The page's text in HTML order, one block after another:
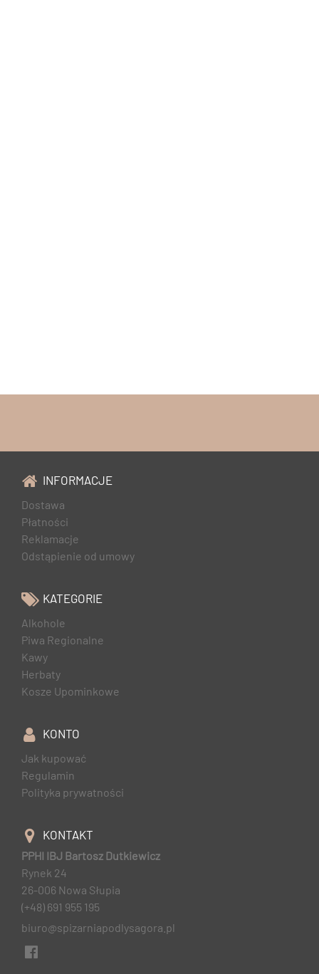
INFORMACJE
Dostawa
Płatności
Reklamacje
Odstąpienie od umowy
KATEGORIE
Alkohole
Piwa Regionalne
Kawy
Herbaty
Kosze Upominkowe
KONTO
Jak kupować
Regulamin
Polityka prywatności
KONTAKT
PPHI IBJ Bartosz Dutkiewicz
Rynek 24
26-006 Nowa Słupia
(+48) 691 955 195
biuro@spizarniapodlysagora.pl